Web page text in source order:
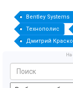
Bentley Systems
Технополис
Дмитрий
На